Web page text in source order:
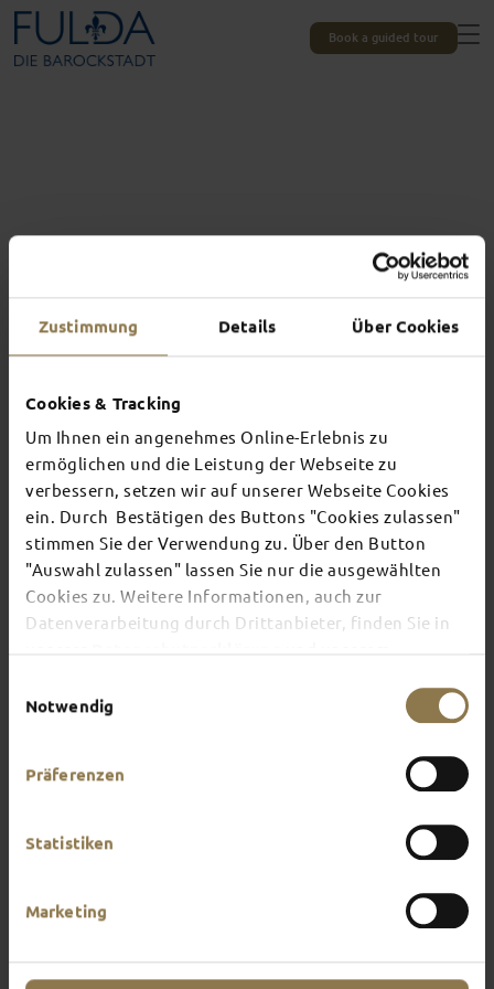
Zustimmung Details Über Cookies
Cookies & Tracking
Um Ihnen ein angenehmes Online-Erlebnis zu
ermöglichen und die Leistung der Webseite zu
verbessern, setzen wir auf unserer Webseite Cookies
ein. Durch Bestätigen des Buttons "Cookies zulassen"
stimmen Sie der Verwendung zu. Über den Button
"Auswahl zulassen" lassen Sie nur die ausgewählten
Cookies zu. Weitere Informationen, auch zur
Datenverarbeitung durch Drittanbieter, finden Sie in
Notwendig
Präferenzen
Statistiken
Marketing
Book a guided tour
Experiences unique to Fulda
TOP EVENTS
There's always something going on in Fulda:
whether it's a concert, a musical, a fun-filled
guided tour or a theatre performance – this is the
place to discover the current events and